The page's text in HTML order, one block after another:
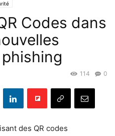
Codes dans
0
114
des QR codes